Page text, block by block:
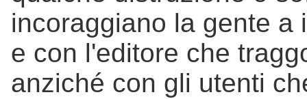
incoraggiano la gente a
e con l'editore che
anziché con gli utenti